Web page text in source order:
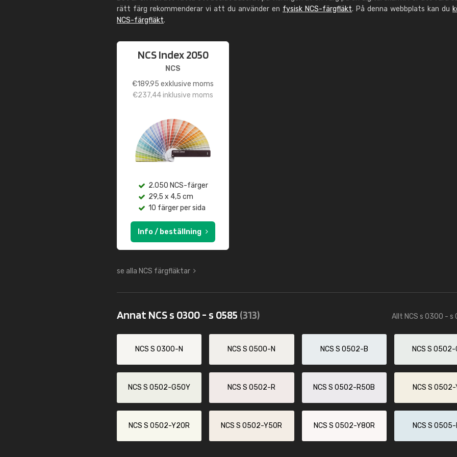
rätt färg rekommenderar vi att du använder en fysisk NCS-färgfläkt. På denna webbplats kan du
NCS-färgfläkt.
NCS Index 2050
NCS
€189,95 exklusive moms
€237,44inklusive moms
2.050 NCS-färger
29,5 x 4,5 cm
10 färger per sida
Info / beställning
se alla NCS färgfläktar
Annat NCS s 0300 - s 0585 (313) Allt NCS s 0300 - s
NCS S 0300-N NCS S 0500-N NCS S 0502-B NCS S 0502-
NCS S 0502-G50Y NCS S 0502-R NCS S 0502-R50B NCS S 0502-
NCS S 0502-Y20R NCS S 0502-Y50R NCS S 0502-Y80R NCS S 0505-